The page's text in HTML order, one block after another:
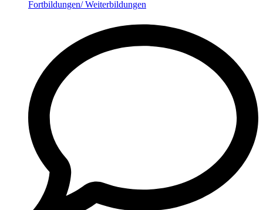
Fortbildungen/ Weiterbildungen